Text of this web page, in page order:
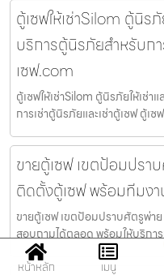
ตู้เซฟให้เช่าSilom ตู้นิรภั
บริการตู้นิรภัยสำหรับกา
เซฟ.com
ตู้เซฟให้เช่าSilom ตู้นิรภัยให้เช่า
การเช่าตู้นิรภัยและเช่าตู้เซฟ ตู้เ
ขายตู้เซฟ เขตป้อมปรา
ติดตั้งตู้เซฟ พร้อมทีมง
ขายตู้เซฟ เขตป้อมปราบศัตรูพ่า
สอบถามได้ตลอด พร้อมให้บริกา
หน้าหลัก เมนู